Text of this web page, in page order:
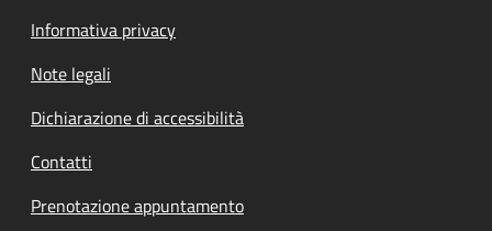
Informativa privacy
Note legali
Dichiarazione di accessibilità
Contatti
Prenotazione appuntamento